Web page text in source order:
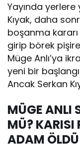
Yayında
Kıyak, daha
boşanma kararı
girip börek
Müge Anlı’ya
yeni bir
Ancak Serkan
MÜGE ANLI
MÜ? KARISI
ADAM